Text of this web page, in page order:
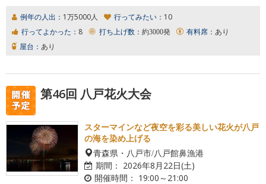
例年の人出： 1万5000人 行ってみたい： 10
行ってよかった： 8 打ち上げ数： 約3000発 有料席： あり
屋台： あり
第46回 八戸花火大会
スターマインなど夜空を彩る美しい花火が八戸
の海を染め上げる
青森県・八戸市/八戸館鼻漁港
期間： 2026年8月22日(土)
開催時間： 19:00～21:00